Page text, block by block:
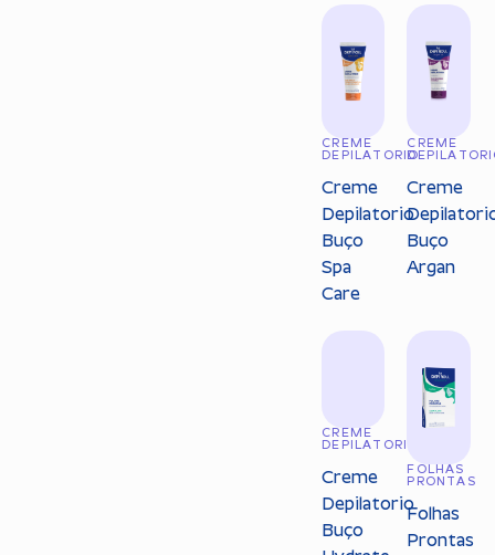
CREME
DEPILATORIO
Creme
Depilatorio
Buço
Spa
Care
CREME
Creme
Buço
Argan
CREME
DEPILATORIO
Creme
Depilatorio
Buço
FOLHAS
PRONTAS
Folhas
Prontas